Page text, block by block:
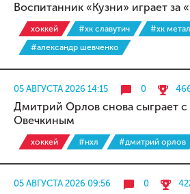
Воспитанник «Кузни» играет за
хоккей #хк славутич
#хк
#александр шевченко
05 АВГУСТА 2026 14:15 0
Дмитрий Орлов снова сыграет
Овечкиным
хоккей #нхл #дмитрий орлов
05 АВГУСТА 2026 09:56 0